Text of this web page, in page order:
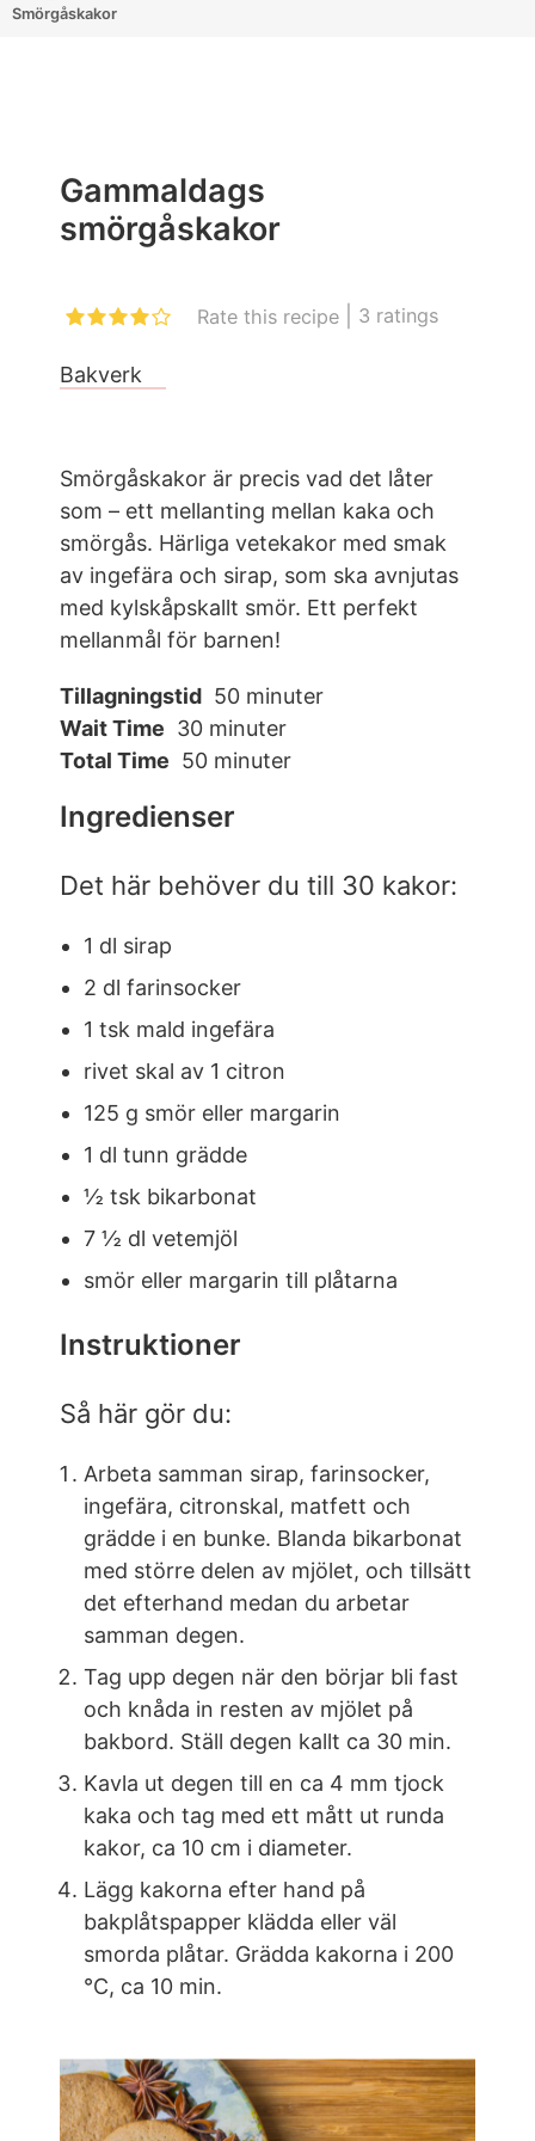
Smörgåskakor
Gammaldags
smörgåskakor
Rate this recipe 3 ratings
Bakverk
Smörgåskakor är precis vad det låter
som – ett mellanting mellan kaka och
smörgås. Härliga vetekakor med smak
av ingefära och sirap, som ska avnjutas
med kylskåpskallt smör. Ett perfekt
mellanmål för barnen!
Tillagningstid 50 minuter
Wait Time 30 minuter
Total Time 50 minuter
Ingredienser
Det här behöver du till 30 kakor:
1 dl sirap
2 dl farinsocker
1 tsk mald ingefära
rivet skal av 1 citron
125 g smör eller margarin
1 dl tunn grädde
½ tsk bikarbonat
7 ½ dl vetemjöl
smör eller margarin till plåtarna
Instruktioner
Så här gör du:
Arbeta samman sirap, farinsocker,
ingefära, citronskal, matfett och
grädde i en bunke. Blanda bikarbonat
med större delen av mjölet, och tillsätt
det efterhand medan du arbetar
samman degen.
Tag upp degen när den börjar bli fast
och knåda in resten av mjölet på
bakbord. Ställ degen kallt ca 30 min.
Kavla ut degen till en ca 4 mm tjock
kaka och tag med ett mått ut runda
kakor, ca 10 cm i diameter.
Lägg kakorna efter hand på
bakplåtspapper klädda eller väl
smorda plåtar. Grädda kakorna i 200
°C, ca 10 min.